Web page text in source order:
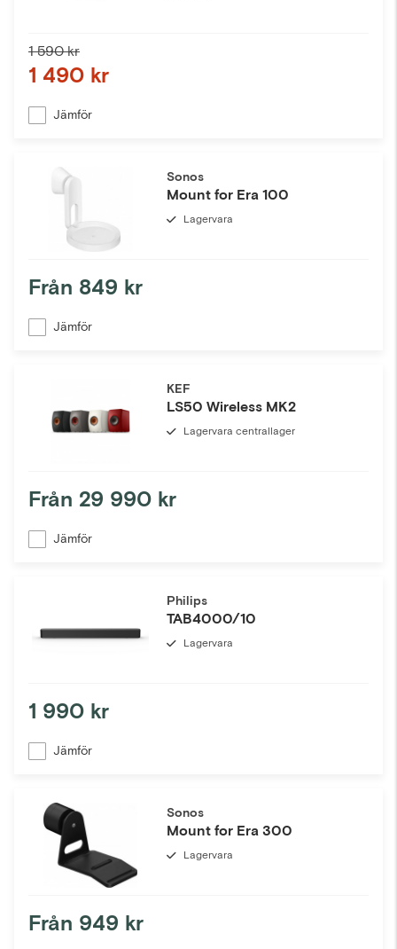
1 590 kr
1 490 kr
Jämför
Sonos
Mount for Era 100
Lagervara
Från 849 kr
Jämför
KEF
LS50 Wireless MK2
Lagervara centrallager
Från 29 990 kr
Jämför
Philips
TAB4000/10
Lagervara
1 990 kr
Jämför
Sonos
Mount for Era 300
Lagervara
Från 949 kr